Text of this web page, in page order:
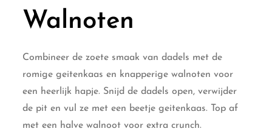
Walnoten
Combineer de zoete smaak van dadels met de
romige geitenkaas en knapperige walnoten voor
een heerlijk hapje. Snijd de dadels open, verwijder
de pit en vul ze met een beetje geitenkaas. Top af
met een halve walnoot voor extra crunch.